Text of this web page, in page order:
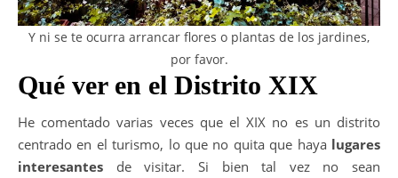
Y ni se te ocurra arrancar flores o plantas de los jardines,
por favor.
Qué ver en el Distrito XIX
He comentado varias veces que el XIX no es un distrito
centrado en el turismo, lo que no quita que haya lugares
interesantes de visitar. Si bien tal vez no sean